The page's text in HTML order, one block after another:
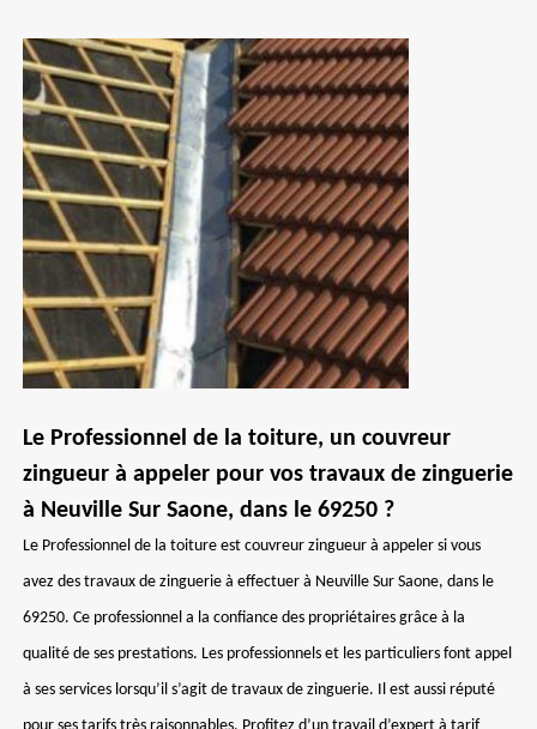
Le Professionnel de la toiture, un couvreur
zingueur à appeler pour vos travaux de zinguerie
à Neuville Sur Saone, dans le 69250 ?
Le Professionnel de la toiture est couvreur zingueur à appeler si vous
avez des travaux de zinguerie à effectuer à Neuville Sur Saone, dans le
69250. Ce professionnel a la confiance des propriétaires grâce à la
qualité de ses prestations. Les professionnels et les particuliers font appel
à ses services lorsqu’il s’agit de travaux de zinguerie. Il est aussi réputé